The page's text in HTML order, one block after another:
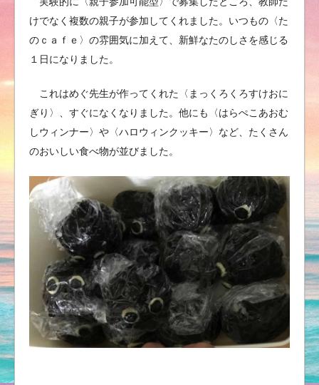
けでなく複数の親子が参加してくれました。いつもの〈た
のｃａｆｅ〉の雰囲気に加えて、新鮮なたのしさを感じる
１日になりました。
これはめぐ先生が作ってくれた〈まっくろくろすけおに
ぎり〉、すぐになくなりました。他にも〈はらぺこあおむ
しウィンナー〉や〈ハロウィンクッキー〉など、たくさん
のおいしい食べ物が並びました。